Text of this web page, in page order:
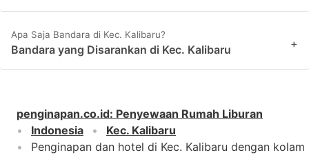
Apa Saja Bandara di Kec. Kalibaru?
Bandara yang Disarankan di Kec. Kalibaru +
penginapan.co.id: Penyewaan Rumah Liburan
Indonesia
Kec. Kalibaru
Penginapan dan hotel di Kec. Kalibaru dengan kolam